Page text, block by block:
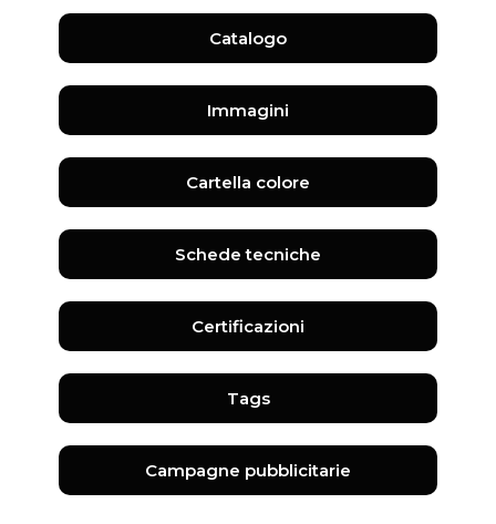
Catalogo
Immagini
Cartella colore
Schede tecniche
Certificazioni
Tags
Campagne pubblicitarie